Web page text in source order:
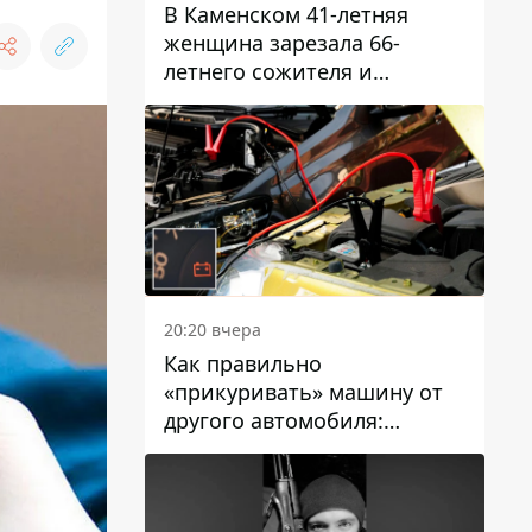
В Каменском 41-летняя
женщина зарезала 66-
летнего сожителя и
пыталась обмануть
полицейских
20:20 вчера
Как правильно
«прикуривать» машину от
другого автомобиля:
инструкция для водителей